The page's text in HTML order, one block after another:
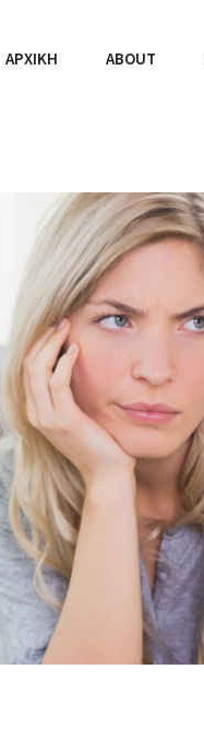
ΑΡΧΙΚΉ ABOUT